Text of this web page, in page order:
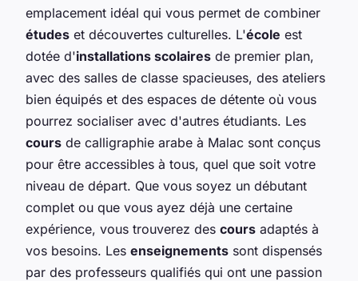
emplacement idéal qui vous permet de combiner
études et découvertes culturelles. L'école est
dotée d'installations scolaires de premier plan,
avec des salles de classe spacieuses, des ateliers
bien équipés et des espaces de détente où vous
pourrez socialiser avec d'autres étudiants. Les
cours de calligraphie arabe à Malac sont conçus
pour être accessibles à tous, quel que soit votre
niveau de départ. Que vous soyez un débutant
complet ou que vous ayez déjà une certaine
expérience, vous trouverez des cours adaptés à
vos besoins. Les enseignements sont dispensés
par des professeurs qualifiés qui ont une passion